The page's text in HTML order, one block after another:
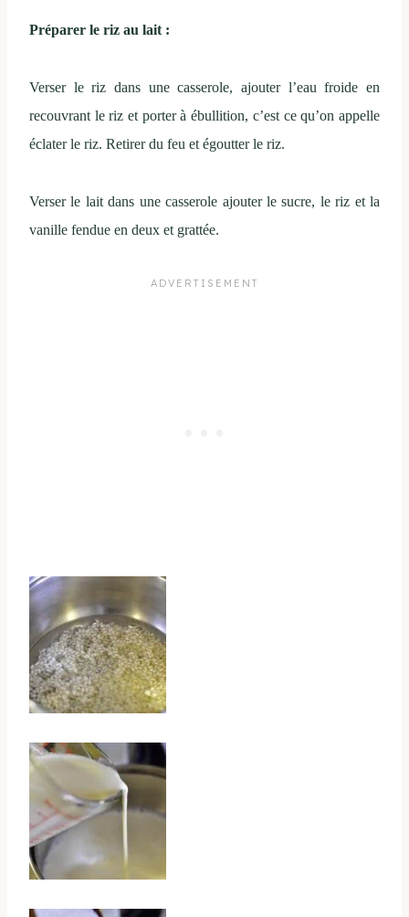
Préparer le riz au lait :
Verser le riz dans une casserole, ajouter l’eau froide en
recouvrant le riz et porter à ébullition, c’est ce qu’on appelle
éclater le riz. Retirer du feu et égoutter le riz.
Verser le lait dans une casserole ajouter le sucre, le riz et la
vanille fendue en deux et grattée.